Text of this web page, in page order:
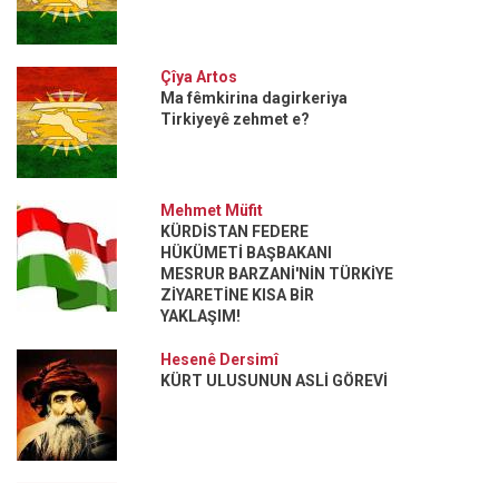
Çîya Artos
Ma fêmkirina dagirkeriya
Tirkiyeyê zehmet e?
Mehmet Müfit
KÜRDİSTAN FEDERE
HÜKÜMETİ BAŞBAKANI
MESRUR BARZANİ'NİN TÜRKİYE
ZİYARETİNE KISA BİR
YAKLAŞIM!
Hesenê Dersimî
KÜRT ULUSUNUN ASLİ GÖREVİ